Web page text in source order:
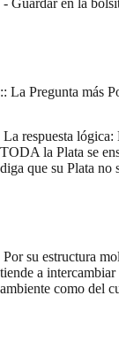
- Guardar en la
:: La Pregunta más
La respuesta lógica:
TODA la Plata se
diga que su Plata no
Por su estructura
tiende a
ambiente como del